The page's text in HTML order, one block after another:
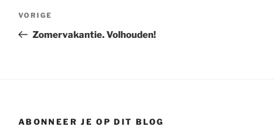
Bericht
Vorig
bericht
VORIGE
Zomervakantie. Volhouden!
ABONNEER JE OP DIT BLOG